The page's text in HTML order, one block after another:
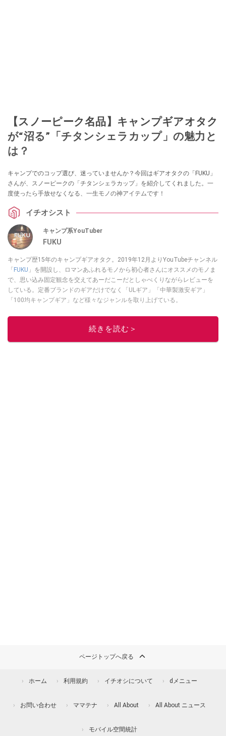
【スノーピーク名品】キャンプギアオタク
が“沼る”「チタンシェラカップ」の魅力と
は？
キャンプでのコップ選び、迷っていませんか？今回はギアオタクの「FUKU」
さんが、スノーピークの「チタンシェラカップ」を紹介してくれました。一
度使ったら手放せなくなる、一生モノの神アイテムです！
イチオシスト
キャンプ系YouTuber
FUKU
キャンプ歴15年のキャンプギアオタク。2019年12月よりYouTubeチャンネル
「 FUKU 」を開設し、ロマンあふれるモノから初心者さんにオススメのモノま
で、思い込み固定観念を交えてあーだこーだとしゃべくりながらレビューを
している。定番ブランドのギアだけでなく「ULギア」「中華製激安ギア」
「100均キャンプギア」など様々なジャンルを取り上げている。
このイチオシストの他の記事を読む
続きを読む＞
ページトップへ戻る
ホーム 利用規約 イチオシについて dメニュー
お問い合わせ ママテナ All About All About ニュース
モバイル空間統計